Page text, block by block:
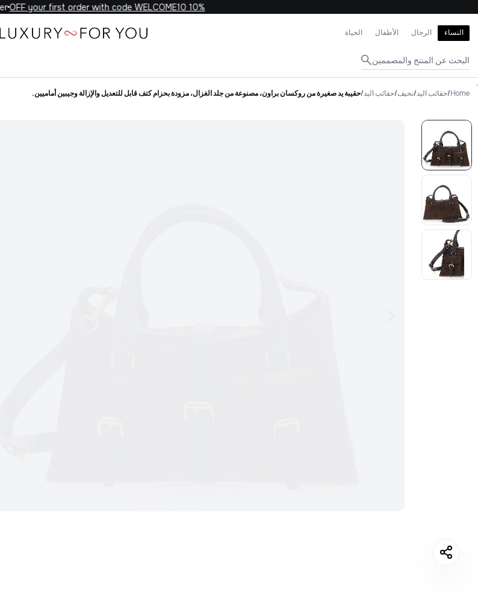
10% OFF your first order with code WELCOME10
النساء الرجال الأطفال الحياة
البحث عن المنتج والمصممين
إغلاق
.
Home
/حقائب اليد/نحيف/حقائب اليد/حقيبة يد صغيرة من روكسان براون، مصنوعة من جلد الغزال، مزودة بحزام كتف قابل للتعديل والإزالة وجيبين أماميين.